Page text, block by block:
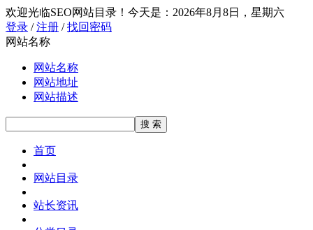
欢迎光临SEO网站目录！ 今天是：2026年8月8日，星期六
登录 /注册 /找回密码
网站名称
网站名称
网站地址
网站描述
首页
网站目录
站长资讯